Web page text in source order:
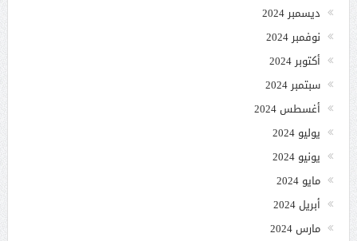
ديسمبر 2024
نوفمبر 2024
أكتوبر 2024
سبتمبر 2024
أغسطس 2024
يوليو 2024
يونيو 2024
مايو 2024
أبريل 2024
مارس 2024